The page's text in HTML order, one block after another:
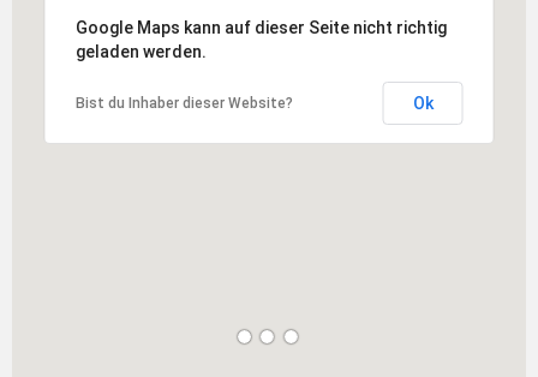
Google Maps kann auf dieser Seite nicht richtig
geladen werden.
Bist du Inhaber dieser Website? Ok